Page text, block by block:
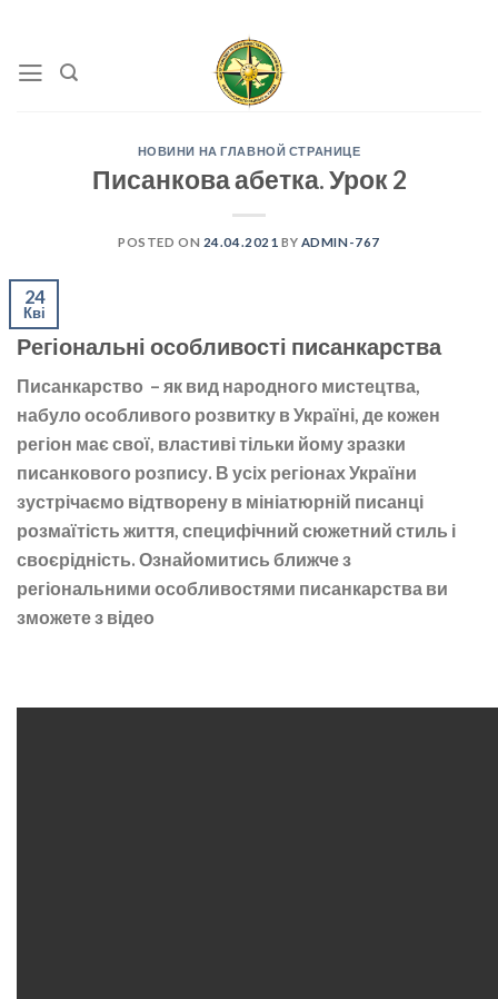
content
НОВИНИ НА ГЛАВНОЙ СТРАНИЦЕ
Писанкова абетка. Урок 2
POSTED ON 24.04.2021 BY ADMIN-767
24
Кві
Регіональні особливості писанкарства
Писанкарство – як вид народного мистецтва,
набуло особливого розвитку в Україні, де кожен
регіон має свої, властиві тільки йому зразки
писанкового розпису. В усіх регіонах України
зустрічаємо відтворену в мініатюрній писанці
розмаїтість життя, специфічний сюжетний стиль і
своєрідність. Ознайомитись ближче з
регіональними особливостями писанкарства ви
зможете з відео